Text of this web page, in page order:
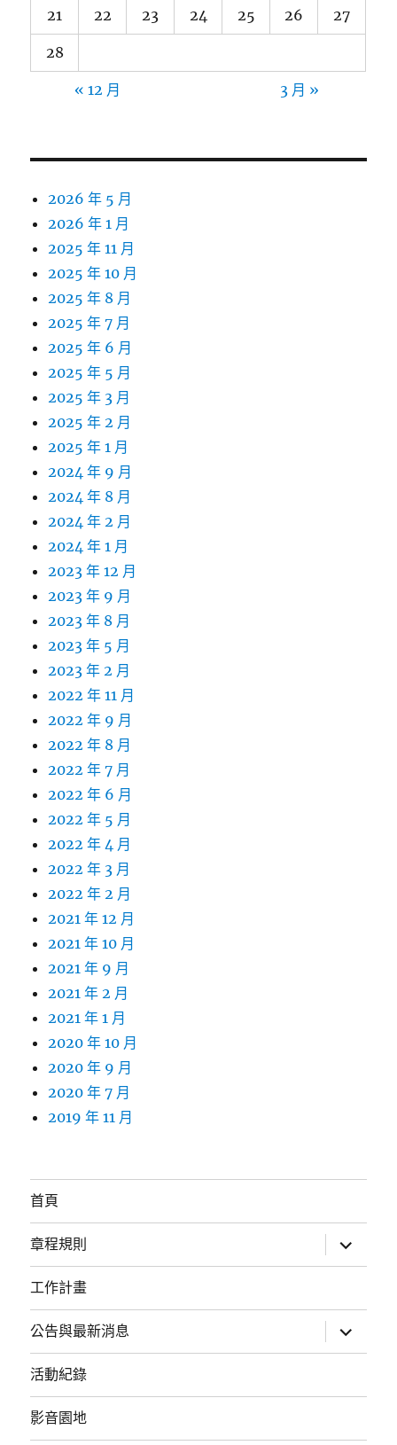
21 22 23 24 25 26 27
28
« 12 月 3 月 »
2026 年 5 月
2026 年 1 月
2025 年 11 月
2025 年 10 月
2025 年 8 月
2025 年 7 月
2025 年 6 月
2025 年 5 月
2025 年 3 月
2025 年 2 月
2025 年 1 月
2024 年 9 月
2024 年 8 月
2024 年 2 月
2024 年 1 月
2023 年 12 月
2023 年 9 月
2023 年 8 月
2023 年 5 月
2023 年 2 月
2022 年 11 月
2022 年 9 月
2022 年 8 月
2022 年 7 月
2022 年 6 月
2022 年 5 月
2022 年 4 月
2022 年 3 月
2022 年 2 月
2021 年 12 月
2021 年 10 月
2021 年 9 月
2021 年 2 月
2021 年 1 月
2020 年 10 月
2020 年 9 月
2020 年 7 月
2019 年 11 月
首頁
章程規則
展
開
子
工作計畫
公告與最新消息
展
開
子
活動紀錄
影音園地